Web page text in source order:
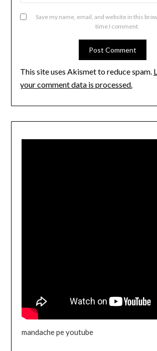
Save my name, email, and website in this
time I comment.
This site uses Akismet to reduce spam.
your comment data is processed.
mandache pe youtube